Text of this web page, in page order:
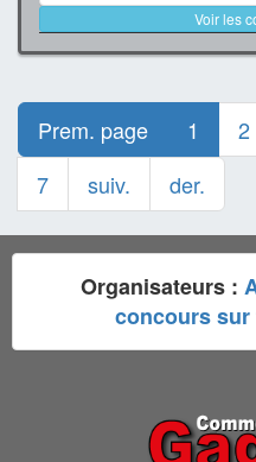
Voir les
Prem. page 1 2
7
suiv. der.
Organisateurs :
concours sur